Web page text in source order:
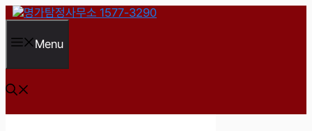
컨
츠
건
너
뛰
Menu